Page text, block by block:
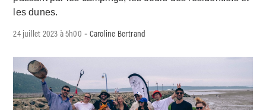
les dunes.
24 juillet 2023 à 5h00 - Caroline Bertrand